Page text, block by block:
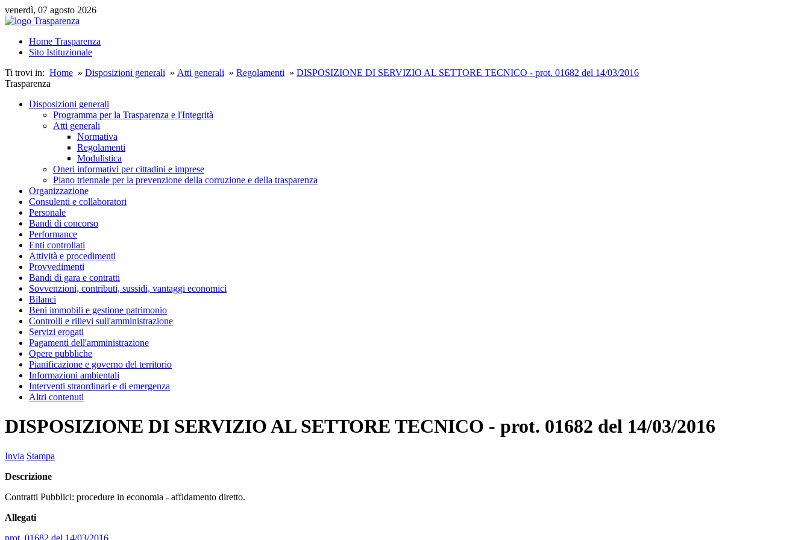
venerdì, 07 agosto 2026
Home Trasparenza
Sito Istituzionale
Ti trovi in: Home » Disposizioni generali » Atti generali » Regolamenti » DISPOSIZIONE DI SERVIZIO AL SETTORE TECNICO - prot. 01682 del 14/03/2016
Trasparenza
Disposizioni generali
Programma per la Trasparenza e l'Integrità
Atti generali
Normativa
Regolamenti
Modulistica
Oneri informativi per cittadini e imprese
Piano triennale per la prevenzione della corruzione e della trasparenza
Organizzazione
Consulenti e collaboratori
Personale
Bandi di concorso
Performance
Enti controllati
Attività e procedimenti
Provvedimenti
Bandi di gara e contratti
Sovvenzioni, contributi, sussidi, vantaggi economici
Bilanci
Beni immobili e gestione patrimonio
Controlli e rilievi sull'amministrazione
Servizi erogati
Pagamenti dell'amministrazione
Opere pubbliche
Pianificazione e governo del territorio
Informazioni ambientali
Interventi straordinari e di emergenza
Altri contenuti
DISPOSIZIONE DI SERVIZIO AL SETTORE TECNICO - prot. 01682 del 14/03/2016
Invia Stampa
Descrizione
Contratti Pubblici: procedure in economia - affidamento diretto.
Allegati
prot. 01682 del 14/03/2016